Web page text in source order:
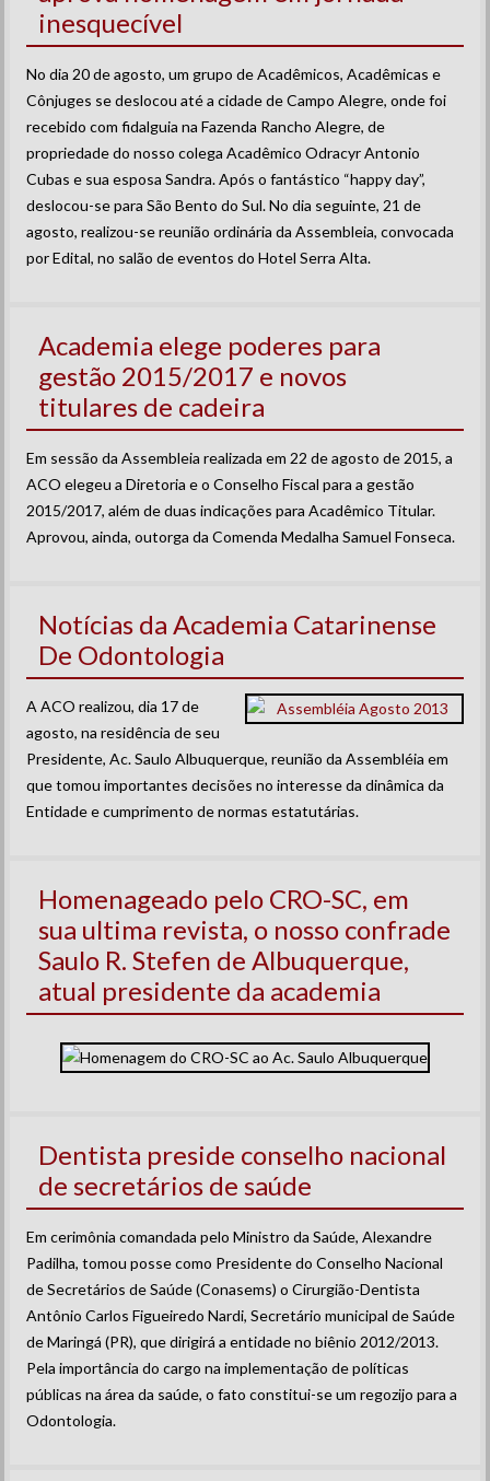
inesquecível
No dia 20 de agosto, um grupo de Acadêmicos, Acadêmicas e
Cônjuges se deslocou até a cidade de Campo Alegre, onde foi
recebido com fidalguia na Fazenda Rancho Alegre, de
propriedade do nosso colega Acadêmico Odracyr Antonio
Cubas e sua esposa Sandra. Após o fantástico “happy day”,
deslocou-se para São Bento do Sul. No dia seguinte, 21 de
agosto, realizou-se reunião ordinária da Assembleia, convocada
por Edital, no salão de eventos do Hotel Serra Alta.
Academia elege poderes para
gestão 2015/2017 e novos
titulares de cadeira
Em sessão da Assembleia realizada em 22 de agosto de 2015, a
ACO elegeu a Diretoria e o Conselho Fiscal para a gestão
2015/2017, além de duas indicações para Acadêmico Titular.
Aprovou, ainda, outorga da Comenda Medalha Samuel Fonseca.
Notícias da Academia Catarinense
De Odontologia
A ACO realizou, dia 17 de
agosto, na residência de seu
Presidente, Ac. Saulo Albuquerque, reunião da Assembléia em
que tomou importantes decisões no interesse da dinâmica da
Entidade e cumprimento de normas estatutárias.
Homenageado pelo CRO-SC, em
sua ultima revista, o nosso confrade
Saulo R. Stefen de Albuquerque,
atual presidente da academia
Dentista preside conselho nacional
de secretários de saúde
Em cerimônia comandada pelo Ministro da Saúde, Alexandre
Padilha, tomou posse como Presidente do Conselho Nacional
de Secretários de Saúde (Conasems) o Cirurgião-Dentista
Antônio Carlos Figueiredo Nardi, Secretário municipal de Saúde
de Maringá (PR), que dirigirá a entidade no biênio 2012/2013.
Pela importância do cargo na implementação de políticas
públicas na área da saúde, o fato constitui-se um regozijo para a
Odontologia.